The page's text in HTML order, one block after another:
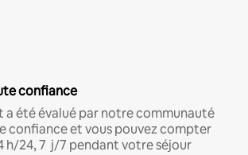
confiance
été évalué par notre communauté
confiance et vous pouvez compter
h/24, 7 j/7 pendant votre séjour